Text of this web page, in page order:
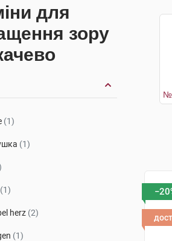
для
зору
(1)
(1)
(1)
herz (2)
(1)